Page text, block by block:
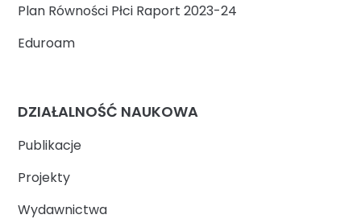
Plan Równości Płci Raport 2023-24
Eduroam
DZIAŁALNOŚĆ NAUKOWA
Publikacje
Projekty
Wydawnictwa